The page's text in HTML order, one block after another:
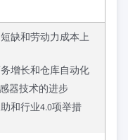
缺和劳动力成本上
增长和仓库自动化
器技术的进步
和行业4.0项举措